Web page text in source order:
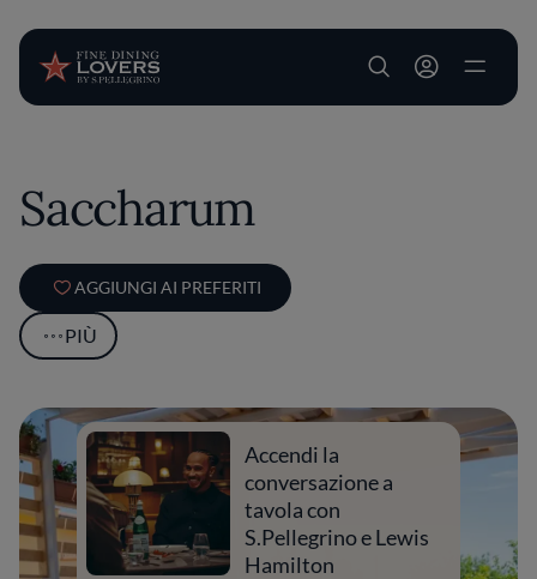
User account
Saccharum
AGGIUNGI AI PREFERITI
PIÙ
Accendi la
conversazione a
tavola con
S.Pellegrino e Lewis
Hamilton